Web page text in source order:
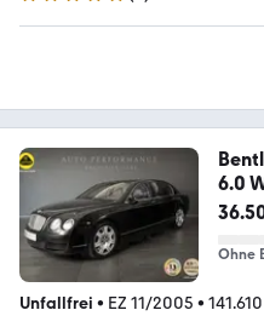
6.0
Ohne
Unfallfrei • EZ 11/2005 •